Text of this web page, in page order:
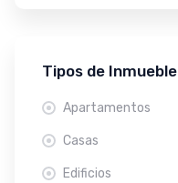
Tipos de Inmueble
Apartamentos
Casas
Edificios